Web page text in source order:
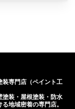
装専門店（ペイント工
塗装・屋根塗装・防水
地域密着の専門店。